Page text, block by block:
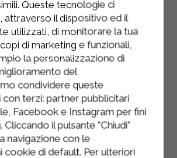
avec la crème.
avec du poivre selon
Queste tecnologie ci
attraverso il dispositivo ed il
utilizzati, di monitorare la tua
di marketing e funzionali,
la personalizzazione di
del
condividere queste
terzi: partner pubblicitari
Facebook e Instagram per fini
Cliccando il pulsante "Chiudi"
navigazione con le
cookie di default. Per ulteriori